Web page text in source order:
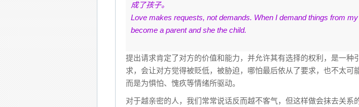
成了孩子。
Love makes requests, not demands. When I demand things from
become a parent and she the child.
提出请求肯定了对方的价值和能力，并允许其有选择的权利，是一种
求，会让对方觉得被贬低，被胁迫，哪怕最后依从了要求，也不太可
而是为惧怕、愧疚等情绪所驱动。
对于越亲密的人，我们常常说话反而越不客气，但这样做会抹去关系